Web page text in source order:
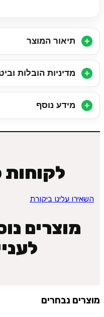
תיאור המוצר
מדיניות הובלות
מידע נוסף
לקוחות
השאירו עלינו ביקורת
מוצרים
מוצרים נבחרים